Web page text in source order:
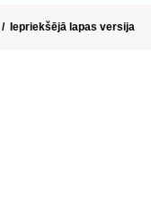
/ Iepriekšējā lapas versija